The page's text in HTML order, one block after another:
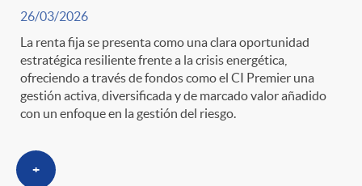
26/03/2026
La renta fija se presenta como una clara oportunidad
estratégica resiliente frente a la crisis energética,
ofreciendo a través de fondos como el CI Premier una
gestión activa, diversificada y de marcado valor añadido
con un enfoque en la gestión del riesgo.
+